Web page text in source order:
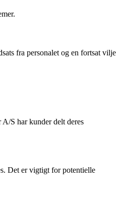
fra personalet og en fortsat vilje
S har kunder delt deres
Det er vigtigt for potentielle